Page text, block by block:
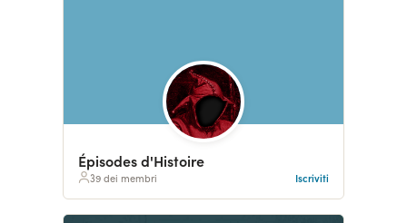
Épisodes d'Histoire
39 dei membri Iscriviti